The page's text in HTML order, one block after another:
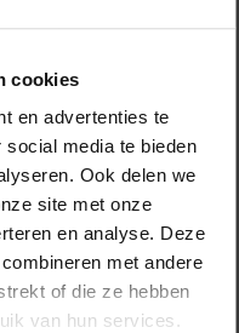
cookies
en advertenties te
media te bieden
Ook delen we
site met onze
en analyse. Deze
met andere
of die ze hebben
van hun services.
en creatieve
uit verschillende